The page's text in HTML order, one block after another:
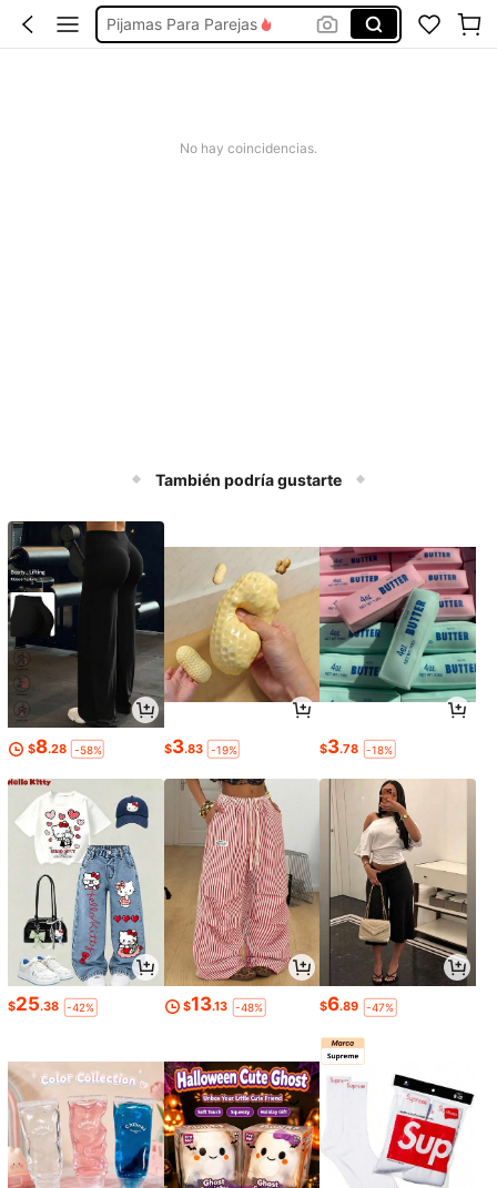
Pijamas Para Parejas
Pijama De Hombre
No hay coincidencias.
También podría gustarte
$8.28 -58% $3.83 -19% $3.78 -18%
$25.38 -42% $13.13 -48% $6.89 -47%